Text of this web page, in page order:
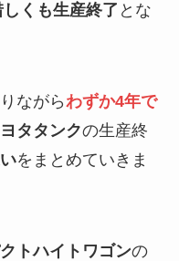
くも生産終了 とな
ながらわずか4年で
ヨタタンクの生産終
をまとめていきま
トハイトワゴンの